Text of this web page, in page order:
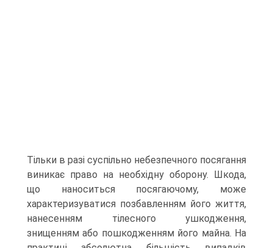
Тільки в разі суспільно небезпечного посягання
виникає право на необхідну оборону. Шкода,
що наноситься посягаючому, може
характеризуватися позбавленням його життя,
нанесенням тілесного ушкодження,
знищенням або пошкодженням його майна. На